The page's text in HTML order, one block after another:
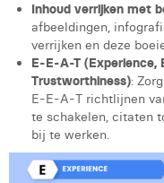
William Rezette
Yaël Vanhoe
Inhoud verrijken met
afbeeldingen,
verrijken en deze
E-E-A-T (Experience,
Trustworthiness):
E-E-A-T richtlijnen
te schakelen, citaten
bij te werken.